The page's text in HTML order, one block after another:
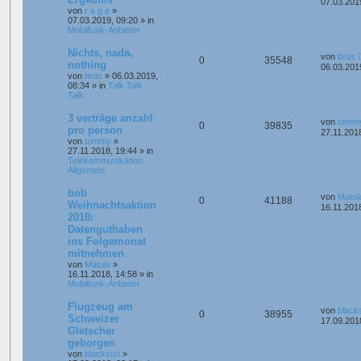
von r a g e »
07.03.2019, 09:20 » in
Mobilfunk-Anbieter
Nichts, nada,
nothing
von brus » 06.03.2019,
08:34 » in Talk Talk
Talk
0 35548 von brus
3 verträge anzahl
pro person
von tommy »
27.11.2018, 19:44 » in
Telekommunikation
Allgemein
0 39835 von
bob
Weihnachtsaktion
2018:
Datenguthaben
ins Folgemonat
mitnehmen
von Matula »
16.11.2018, 14:58 » in
Mobilfunk-Anbieter
0 41188 von
Flugzeug am
Schweizer
Gletscher
geborgen
von blacksun »
0 38955 von